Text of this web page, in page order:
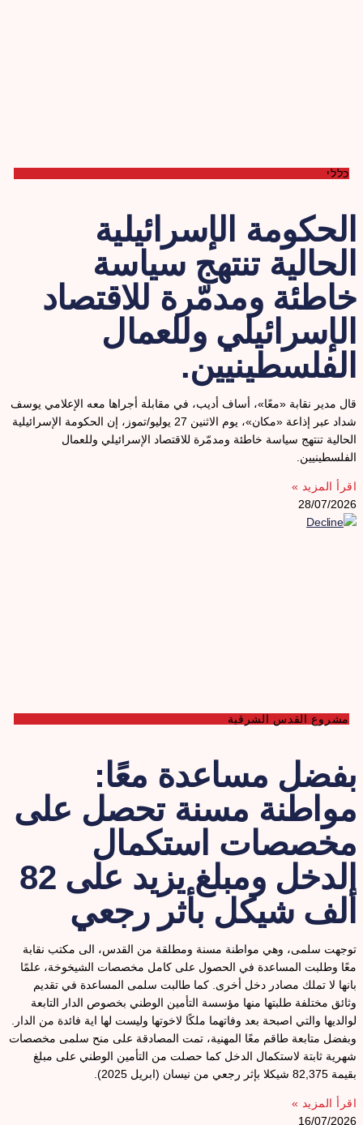
כללי
الحكومة الإسرائيلية
الحالية تنتهج سياسة
خاطئة ومدمّرة للاقتصاد
الإسرائيلي وللعمال
الفلسطينيين.
قال مدير نقابة «معًا»، أساف أديب، في مقابلة أجراها معه الإعلامي يوسف
شداد عبر إذاعة «مكان»، يوم الاثنين 27 يوليو/تموز، إن الحكومة الإسرائيلية
الحالية تنتهج سياسة خاطئة ومدمّرة للاقتصاد الإسرائيلي وللعمال
الفلسطينيين.
اقرأ المزيد »
28/07/2026
مشروع القدس الشرقية
بفضل مساعدة معًا:
مواطنة مسنة تحصل على
مخصصات استكمال
الدخل ومبلغ يزيد على 82
ألف شيكل بأثر رجعي
توجهت سلمى، وهي مواطنة مسنة ومطلقة من القدس، الى مكتب نقابة
معًا وطلبت المساعدة في الحصول على كامل مخصصات الشيخوخة، علمًا
بانها لا تملك مصادر دخل أخرى. كما طالبت سلمى المساعدة في تقديم
وثائق مختلفة طلبتها منها مؤسسة التأمين الوطني بخصوص الدار التابعة
لوالديها والتي اصبحة بعد وفاتهما ملكًا لاخوتها وليست لها اية فائدة من الدار.
وبفضل متابعة طاقم معًا المهنية، تمت المصادقة على منح سلمى مخصصات
شهرية ثابتة لاستكمال الدخل كما حصلت من التأمين الوطني على مبلغ
بقيمة 82,375 شيكلا بإثر رجعي من نيسان (ابريل 2025).
اقرأ المزيد »
16/07/2026